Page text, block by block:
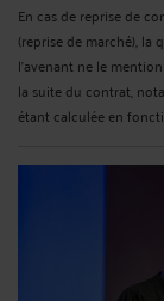
En cas de reprise de
(reprise de marché), la
l’avenant ne le
la suite du contrat,
étant calculée en